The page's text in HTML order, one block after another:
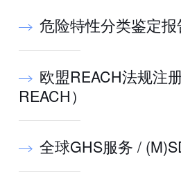
危险特性分类鉴定报
欧盟REACH法规注
REACH）
全球GHS服务 /